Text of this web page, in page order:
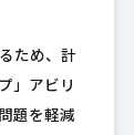
ため、計
」アビリ
題を軽減